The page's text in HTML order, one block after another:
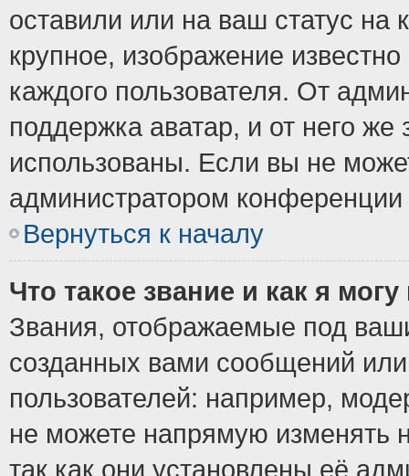
оставили или на ваш статус
крупное, изображение
каждого пользователя. От
поддержка аватар, и от него же
использованы. Если вы не
администратором
Вернуться к началу
Что такое звание и как я
Звания, отображаемые под
созданных вами сообщений
пользователей: например,
не можете напрямую изменять
так как они установлены её